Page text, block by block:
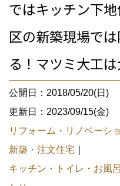
ではキッチン下
区の新築現場で
る！マツミ大工は
公開日：2018/05/20(日)
更新日：2023/09/15(金)
リフォーム・リノベーシ
新築・注文住宅
キッチン・トイレ・お風